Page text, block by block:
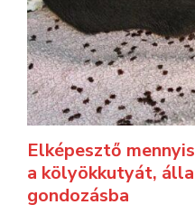
Elképesztő
a kölyökkutyát,
gondozásba